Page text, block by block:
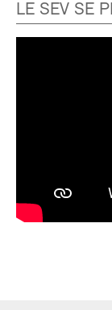
LE SEV SE